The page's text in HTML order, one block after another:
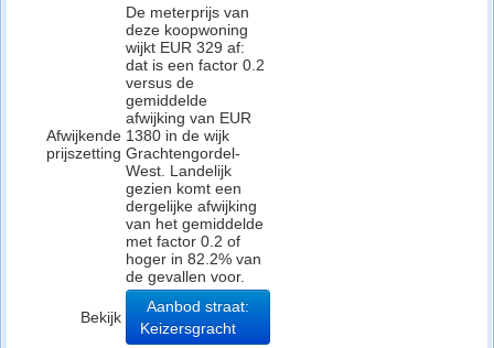
Afwijkende
prijszetting
De meterprijs van
deze koopwoning
wijkt EUR 329 af:
dat is een factor 0.2
versus de
gemiddelde
afwijking van EUR
1380 in de wijk
Grachtengordel-
West. Landelijk
gezien komt een
dergelijke afwijking
van het gemiddelde
met factor 0.2 of
hoger in 82.2% van
de gevallen voor.
Bekijk
Aanbod straat:
Keizersgracht